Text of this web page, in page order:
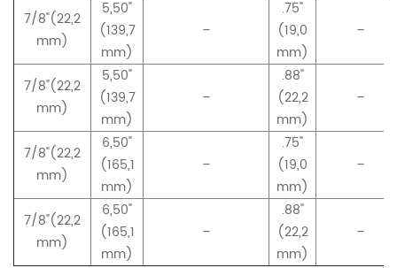
7/8"(22,2
mm)
5,50"
(139,7
mm)
–
.75"
(19,0
mm)
–
7/8"(22,2
mm)
5,50"
(139,7
mm)
–
.88"
(22,2
mm)
–
7/8"(22,2
mm)
6,50"
(165,1
mm)
–
.75"
(19,0
mm)
–
7/8"(22,2
mm)
6,50"
(165,1
mm)
–
.88"
(22,2
mm)
–